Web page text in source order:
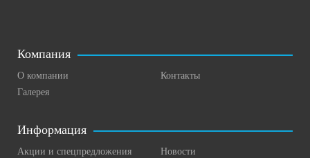
Компания
О компании
Галерея
Контакты
Информация
Акции и спецпредложения
Новости